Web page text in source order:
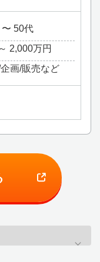
50代
2,000万円
画/販売など